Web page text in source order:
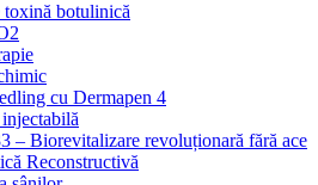
toxină botulinică
cu Dermapen 4
– Biorevitalizare revoluționară fără ace
Reconstructivă